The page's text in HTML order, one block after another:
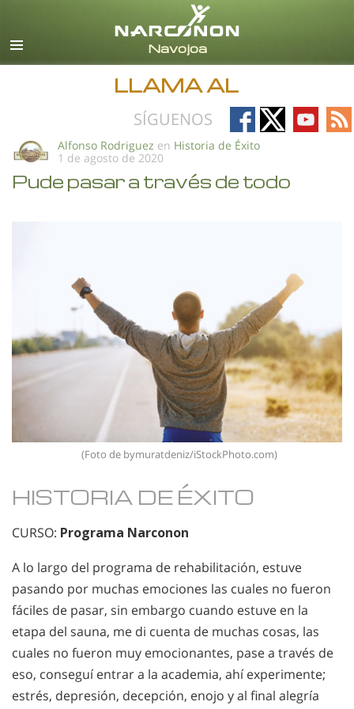
Español
Todas las Regiones/Idiomas
LLAMA AL
SÍGUENOS
Follow
on
Follow
on
Follow
on
on
Alfonso Rodriguez en Historia de Éxito
1 de agosto de 2020
Pude pasar a través de todo
(Foto de bymuratdeniz/iStockPhoto.com)
HISTORIA DE ÉXITO
CURSO: Programa Narconon
A lo largo del programa de rehabilitación, estuve
pasando por muchas emociones las cuales no fueron
fáciles de pasar, sin embargo cuando estuve en la
etapa del sauna, me di cuenta de muchas cosas, las
cuales no fueron muy emocionantes, pase a través de
eso, conseguí entrar a la academia, ahí experimente;
estrés, depresión, decepción, enojo y al final alegría